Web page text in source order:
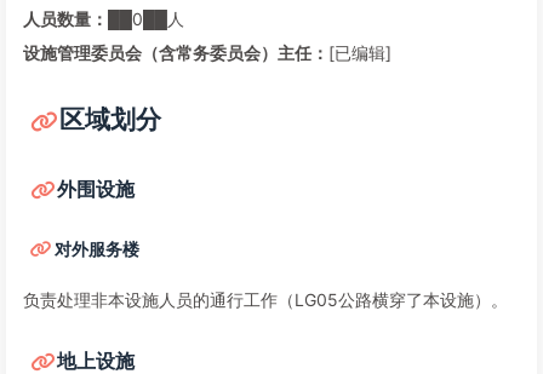
人员数量：
██0██人
设施管理委员会（含常务委员会）主任： [已编辑]
区域划分
外围设施
对外服务楼
负责处理非本设施人员的通行工作（LG05公路横穿了本设施）。
地上设施